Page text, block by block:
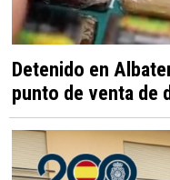
Detenido en
punto de venta de